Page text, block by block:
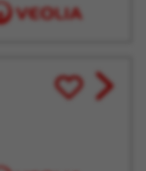
Enregistrer
pour
View
job